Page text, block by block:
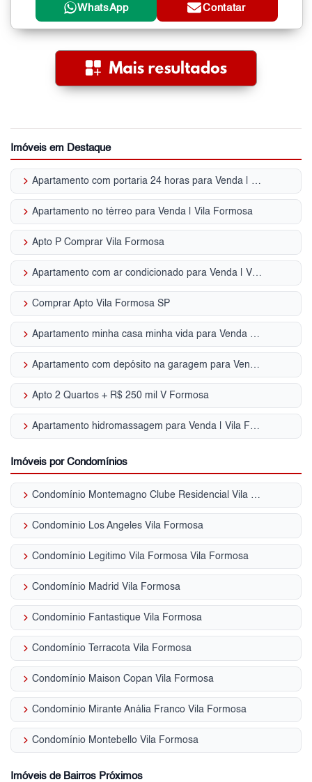
WhatsApp Contatar
Imóveis em Destaque
keyboard_arrow_right Apartamento com portaria 24 horas para Venda | Vila Formosa
keyboard_arrow_right Apartamento no térreo para Venda | Vila Formosa
keyboard_arrow_right Apto P Comprar Vila Formosa
keyboard_arrow_right Apartamento com ar condicionado para Venda | Vila Formosa
keyboard_arrow_right Comprar Apto Vila Formosa SP
keyboard_arrow_right Apartamento minha casa minha vida para Venda | Vila Formosa
keyboard_arrow_right Apartamento com depósito na garagem para Venda | Vila Formosa
keyboard_arrow_right Apto 2 Quartos + R$ 250 mil V Formosa
keyboard_arrow_right Apartamento hidromassagem para Venda | Vila Formosa
Imóveis por Condomínios
keyboard_arrow_right Condomínio Montemagno Clube Residencial Vila Formosa
keyboard_arrow_right Condomínio Los Angeles Vila Formosa
keyboard_arrow_right Condomínio Legitimo Vila Formosa Vila Formosa
keyboard_arrow_right Condomínio Madrid Vila Formosa
keyboard_arrow_right Condomínio Fantastique Vila Formosa
keyboard_arrow_right Condomínio Terracota Vila Formosa
keyboard_arrow_right Condomínio Maison Copan Vila Formosa
keyboard_arrow_right Condomínio Mirante Anália Franco Vila Formosa
keyboard_arrow_right Condomínio Montebello Vila Formosa
Imóveis de Bairros Próximos